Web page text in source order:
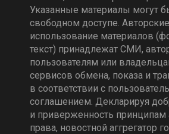
Указанные материалы могут
свободном доступе.
использование материалов
текст) принадлежат СМИ,
пользователям или
сервисов обмена, показа и
в соответствии с
соглашением. Декларируя
и приверженность принципам
права, новостной аггрегатор